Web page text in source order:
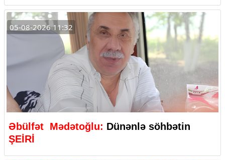
05-08-2026 11:32
Əbülfət Mədətoğlu: Dünənlə söhbətin
ŞEİRİ